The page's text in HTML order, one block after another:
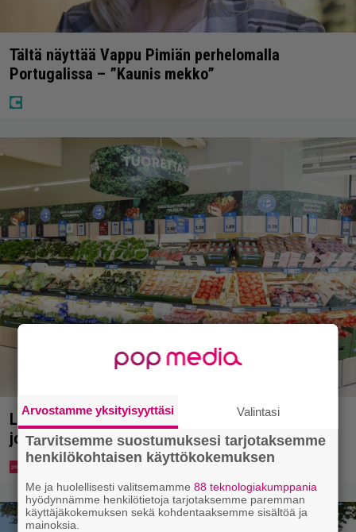
Tältä näyttää Vappu Pimiän perhelomalla
Portugalissa – ”Kaunis mekko”
Lidl aloitti jättialennukset – kotimaiset kasvikset
jopa 40 prosentin alennuksessa
Arvostamme yksityisyyttäsi Valintasi
Tarvitsemme suostumuksesi tarjotaksemme
henkilökohtaisen käyttökokemuksen
Me ja huolellisesti valitsemamme88 teknologiakumppania
hyödynnämme henkilötietoja tarjotaksemme paremman
käyttäjäkokemuksen sekä kohdentaaksemme sisältöä ja
mainoksia.